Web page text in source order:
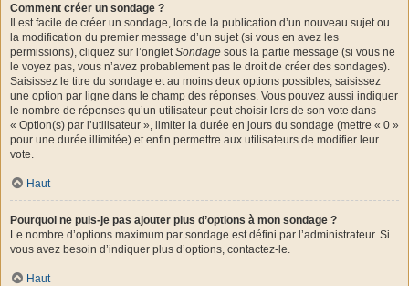
Comment créer un sondage ?
Il est facile de créer un sondage, lors de la publication d’un nouveau sujet ou
la modification du premier message d’un sujet (si vous en avez les
permissions), cliquez sur l’ongletSondage sous la partie message (si vous ne
le voyez pas, vous n’avez probablement pas le droit de créer des sondages).
Saisissez le titre du sondage et au moins deux options possibles, saisissez
une option par ligne dans le champ des réponses. Vous pouvez aussi indiquer
le nombre de réponses qu’un utilisateur peut choisir lors de son vote dans
« Option(s) par l’utilisateur », limiter la durée en jours du sondage (mettre « 0 »
pour une durée illimitée) et enfin permettre aux utilisateurs de modifier leur
vote.
Haut
Pourquoi ne puis-je pas ajouter plus d’options à mon sondage ?
Le nombre d’options maximum par sondage est défini par l’administrateur. Si
vous avez besoin d’indiquer plus d’options, contactez-le.
Haut